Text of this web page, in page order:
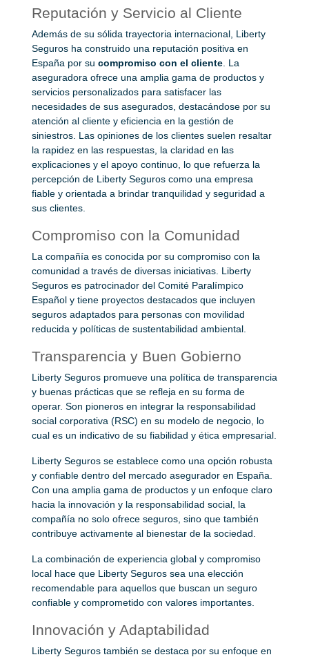
Reputación y Servicio al Cliente
Además de su sólida trayectoria internacional, Liberty
Seguros ha construido una reputación positiva en
España por su compromiso con el cliente . La
aseguradora ofrece una amplia gama de productos y
servicios personalizados para satisfacer las
necesidades de sus asegurados, destacándose por su
atención al cliente y eficiencia en la gestión de
siniestros. Las opiniones de los clientes suelen resaltar
la rapidez en las respuestas, la claridad en las
explicaciones y el apoyo continuo, lo que refuerza la
percepción de Liberty Seguros como una empresa
fiable y orientada a brindar tranquilidad y seguridad a
sus clientes.
Compromiso con la Comunidad
La compañía es conocida por su compromiso con la
comunidad a través de diversas iniciativas. Liberty
Seguros es patrocinador del Comité Paralímpico
Español y tiene proyectos destacados que incluyen
seguros adaptados para personas con movilidad
reducida y políticas de sustentabilidad ambiental.
Transparencia y Buen Gobierno
Liberty Seguros promueve una política de transparencia
y buenas prácticas que se refleja en su forma de
operar. Son pioneros en integrar la responsabilidad
social corporativa (RSC) en su modelo de negocio, lo
cual es un indicativo de su fiabilidad y ética empresarial.
Liberty Seguros se establece como una opción robusta
y confiable dentro del mercado asegurador en España.
Con una amplia gama de productos y un enfoque claro
hacia la innovación y la responsabilidad social, la
compañía no solo ofrece seguros, sino que también
contribuye activamente al bienestar de la sociedad.
La combinación de experiencia global y compromiso
local hace que Liberty Seguros sea una elección
recomendable para aquellos que buscan un seguro
confiable y comprometido con valores importantes.
Innovación y Adaptabilidad
Liberty Seguros también se destaca por su enfoque en